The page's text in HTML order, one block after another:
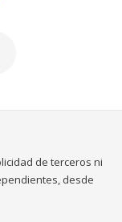
de terceros ni
desde